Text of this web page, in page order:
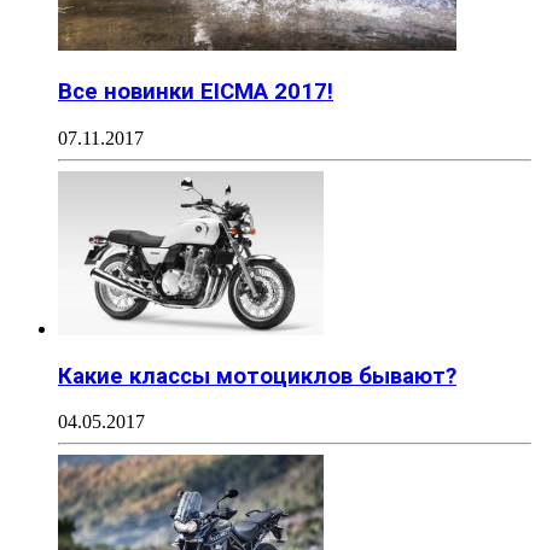
Все новинки EICMA 2017!
07.11.2017
Какие классы мотоциклов бывают?
04.05.2017